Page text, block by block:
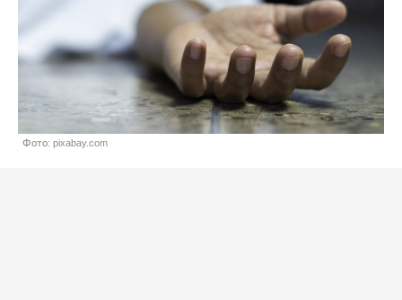
Фото: pixabay.com